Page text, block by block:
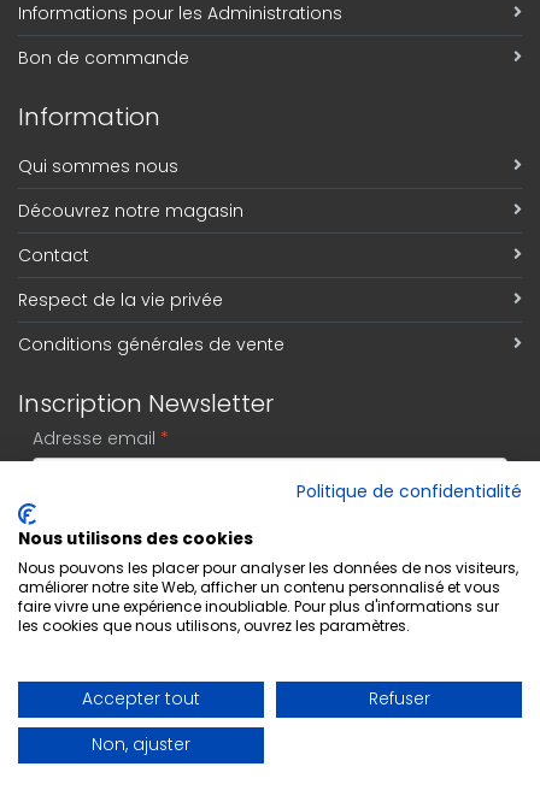
Informations pour les Administrations
Bon de commande
Information
Qui sommes nous
Découvrez notre magasin
Contact
Respect de la vie privée
Conditions générales de vente
Inscription Newsletter
Adresse email *
S'abonner
Politique de confidentialité
Nous utilisons des cookies
Nous pouvons les placer pour analyser les données de nos visiteurs,
améliorer notre site Web, afficher un contenu personnalisé et vous
faire vivre une expérience inoubliable. Pour plus d'informations sur
les cookies que nous utilisons, ouvrez les paramètres.
Accepter tout
Refuser
Non, ajuster